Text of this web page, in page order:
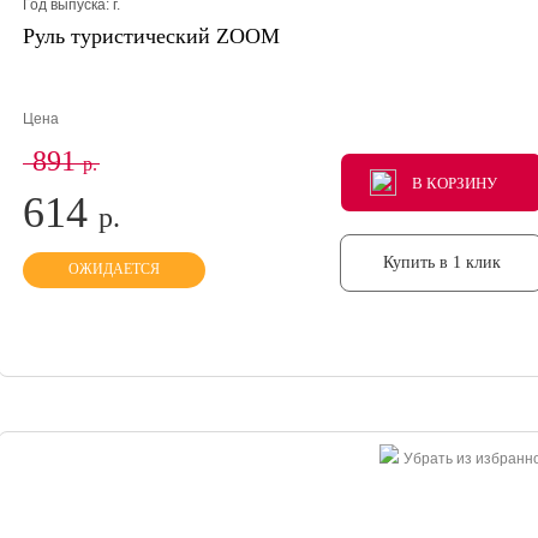
Год выпуска: г.
Руль туристический ZOOM
Цена
891р.
614 р.
ОЖИДАЕТСЯ
В КОРЗИНУ
В КОРЗИНУ
В КОРЗИНУ
Купить в 1 клик
Убрать из